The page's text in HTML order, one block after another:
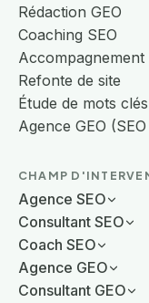
Rédaction GEO
Coaching SEO
Accompagnement
Refonte de site
Étude de mots clés
Agence GEO
CHAMP
Agence SEO
Consultant SEO
Coach SEO
Agence GEO
Consultant GEO